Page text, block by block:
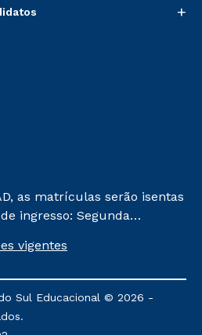
+
as matrículas serão isentas
ingresso: Segunda
de matrícula será de R$
aos cursos: Ensino
a Docência e Metodologia
Atuais.
vigentes
Sul Educacional © 2026 -